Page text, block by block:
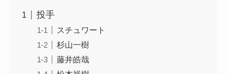
投手
スチュワート
杉山一樹
藤井皓哉